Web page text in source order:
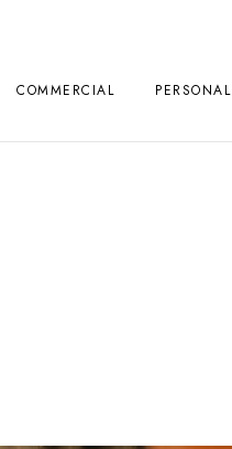
COMMERCIAL PERSONAL